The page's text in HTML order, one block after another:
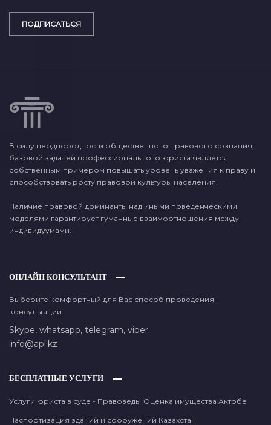
ПОДПИСАТЬСЯ
В силу неоднородности общественного правового сознания,
базовой задачей профессионального юриста является
собственным примером повышать уровень уважения к праву и
способствовать росту правовой культуры населения.
Наличие правовой доминанты над иными поведенческими
моделями гарантирует гуманные взаимоотношения между
индивидуумами.
ОНЛАЙН КОНСУЛЬТАНТ
Выберите комфортный для Вас способ проведения
консультации
Skype, whatsapp, telegram, viber
info@apl.kz
БЕСПЛАТНЫЕ УСЛУГИ
Услуги юриста в суде - Правоведы Оценка имущества Актобе
Паспортизация зданий и сооружений Казахстан